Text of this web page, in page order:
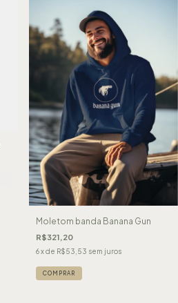
Moletom banda Banana Gun
R$321,20
6 x de R$53,53 sem juros
COMPRAR